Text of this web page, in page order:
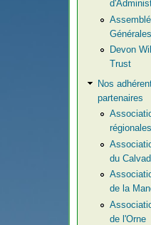
Générales
Devon
Trust
Nos
partenaires
régionales
du
de la
de l'Orne